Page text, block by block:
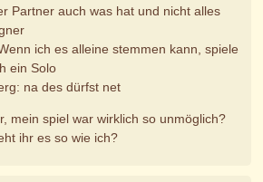
Partner auch was hat und nicht alles
ich es alleine stemmen kann, spiele
ein Solo
na des dürfst net
mein spiel war wirklich so unmöglich?
ihr es so wie ich?